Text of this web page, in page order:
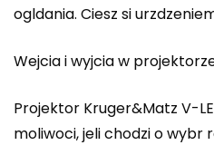
ogldania. Ciesz si
Wejcia i wyjcia w
Projektor Kruger&Matz V-
moliwoci, jeli chodzi o wybr